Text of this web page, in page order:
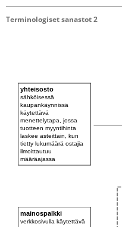
Terminologiset sanastot 2